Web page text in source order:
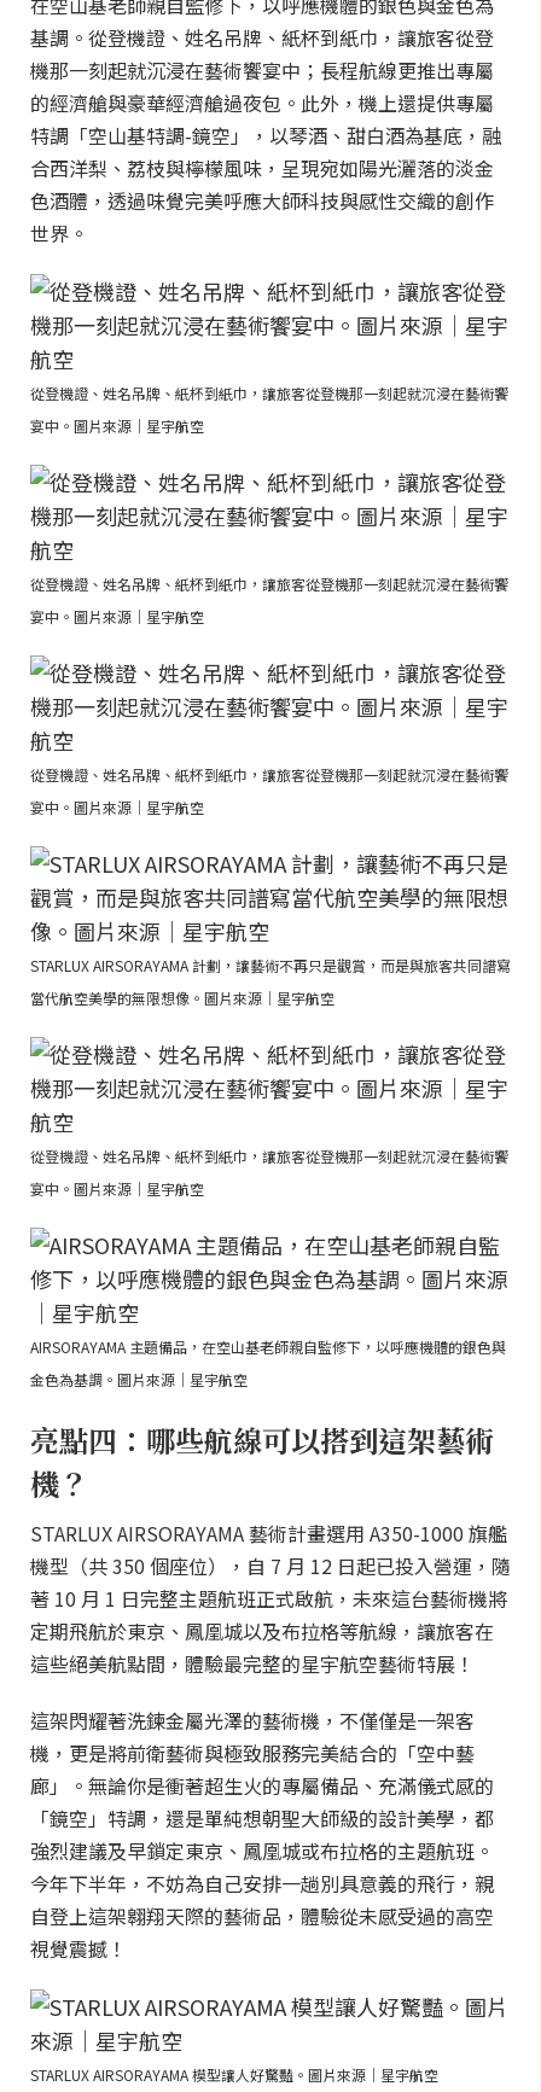
基調。從登機證、姓名吊牌、紙杯到紙巾，讓旅客從登
機那一刻起就沉浸在藝術饗宴中；長程航線更推出專屬
的經濟艙與豪華經濟艙過夜包。此外，機上還提供專屬
特調「空山基特調-鏡空」，以琴酒、甜白酒為基底，融
合西洋梨、荔枝與檸檬風味，呈現宛如陽光灑落的淡金
色酒體，透過味覺完美呼應大師科技與感性交織的創作
世界。
從登機證、姓名吊牌、紙杯到紙巾，讓旅客從登機那一刻起就沉浸在藝術饗
宴中。圖片來源｜星宇航空
從登機證、姓名吊牌、紙杯到紙巾，讓旅客從登機那一刻起就沉浸在藝術饗
宴中。圖片來源｜星宇航空
從登機證、姓名吊牌、紙杯到紙巾，讓旅客從登機那一刻起就沉浸在藝術饗
宴中。圖片來源｜星宇航空
STARLUX AIRSORAYAMA 計劃，讓藝術不再只是觀賞，而是與旅客共同譜寫
當代航空美學的無限想像。圖片來源｜星宇航空
從登機證、姓名吊牌、紙杯到紙巾，讓旅客從登機那一刻起就沉浸在藝術饗
宴中。圖片來源｜星宇航空
AIRSORAYAMA 主題備品，在空山基老師親自監修下，以呼應機體的銀色與
金色為基調。圖片來源｜星宇航空
亮點四：哪些航線可以搭到這架藝術
機？
STARLUX AIRSORAYAMA 藝術計畫選用 A350-1000 旗艦
機型（共 350 個座位），自 7 月 12 日起已投入營運，隨
著 10 月 1 日完整主題航班正式啟航，未來這台藝術機將
定期飛航於東京、鳳凰城以及布拉格等航線，讓旅客在
這些絕美航點間，體驗最完整的星宇航空藝術特展！
這架閃耀著洗鍊金屬光澤的藝術機，不僅僅是一架客
機，更是將前衛藝術與極致服務完美結合的「空中藝
廊」。無論你是衝著超生火的專屬備品、充滿儀式感的
「鏡空」特調，還是單純想朝聖大師級的設計美學，都
強烈建議及早鎖定東京、鳳凰城或布拉格的主題航班。
今年下半年，不妨為自己安排一趟別具意義的飛行，親
自登上這架翱翔天際的藝術品，體驗從未感受過的高空
視覺震撼！
STARLUX AIRSORAYAMA 模型讓人好驚豔。圖片來源｜星宇航空